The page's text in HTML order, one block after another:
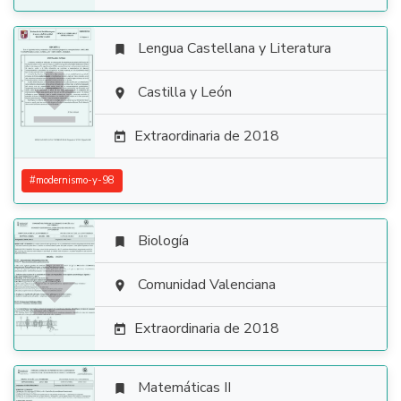

 Lengua Castellana y Literatura
 Castilla y León
 Extraordinaria de 2018
#modernismo-y-98

 Biología
 Comunidad Valenciana
 Extraordinaria de 2018
 Matemáticas II